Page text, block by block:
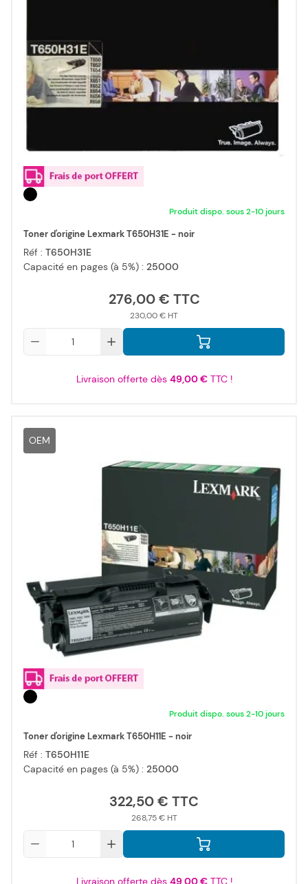
Produit dispo. sous 2-10 jours
Toner d'origine Lexmark T650H31E - noir
Réf : T650H31E
Capacité en pages (à 5%) : 25000
276,00 €
230,00 €
Livraison offerte dès 49,00 €TTC !
OEM
Produit dispo. sous 2-10 jours
Toner d'origine Lexmark T650H11E - noir
Réf : T650H11E
Capacité en pages (à 5%) : 25000
322,50 €
268,75 €
Livraison offerte dès 49,00 €TTC !